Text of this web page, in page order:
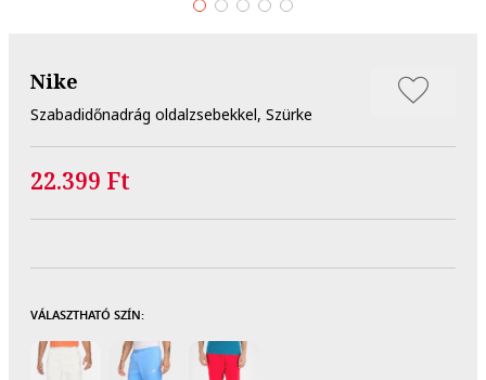
Nike
Szabadidőnadrág oldalzsebekkel, Szürke
22.399 Ft
VÁLASZTHATÓ SZÍN: